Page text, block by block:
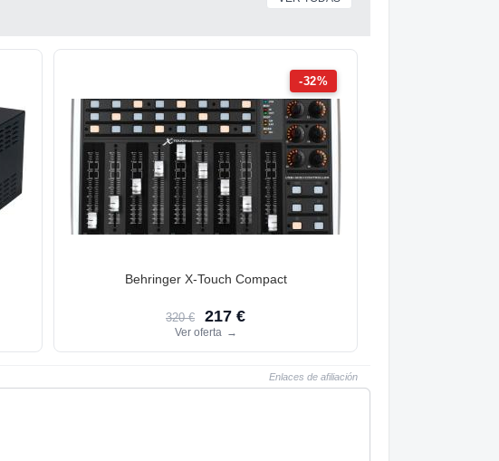
-32%
Behringer X-Touch Compact
320 € 217 €
Ver oferta →
Enlaces de afiliación